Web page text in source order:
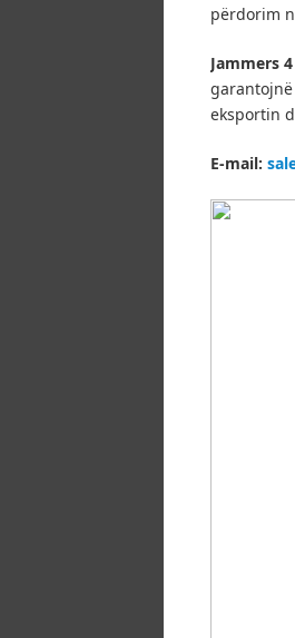
përdorim
Jammers
eksportin
E-mail: